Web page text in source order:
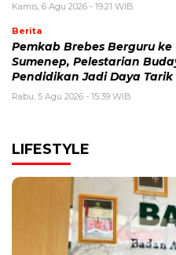
Kamis, 6 Agu 2026 - 19:21 WIB
Berita
Pemkab Brebes Berguru ke
Sumenep, Pelestarian
Pendidikan Jadi Daya Tarik
Rabu, 5 Agu 2026 - 15:39 WIB
LIFESTYLE